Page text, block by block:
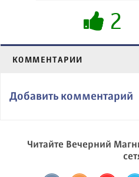
2
КОММЕНТАРИИ
Добавить комментарий
Читайте Вечерний